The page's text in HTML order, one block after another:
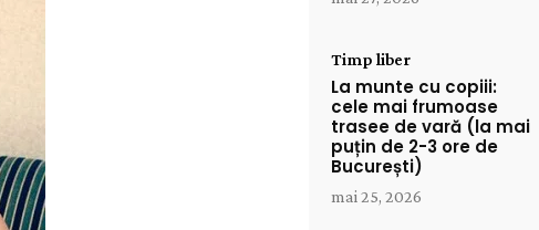
Timp liber
La munte cu copiii:
cele mai frumoase
trasee de vară (la mai
puțin de 2-3 ore de
București)
mai 25, 2026